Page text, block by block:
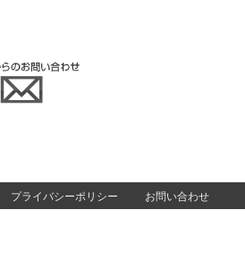
プライバシーポリシー お問い合わせ